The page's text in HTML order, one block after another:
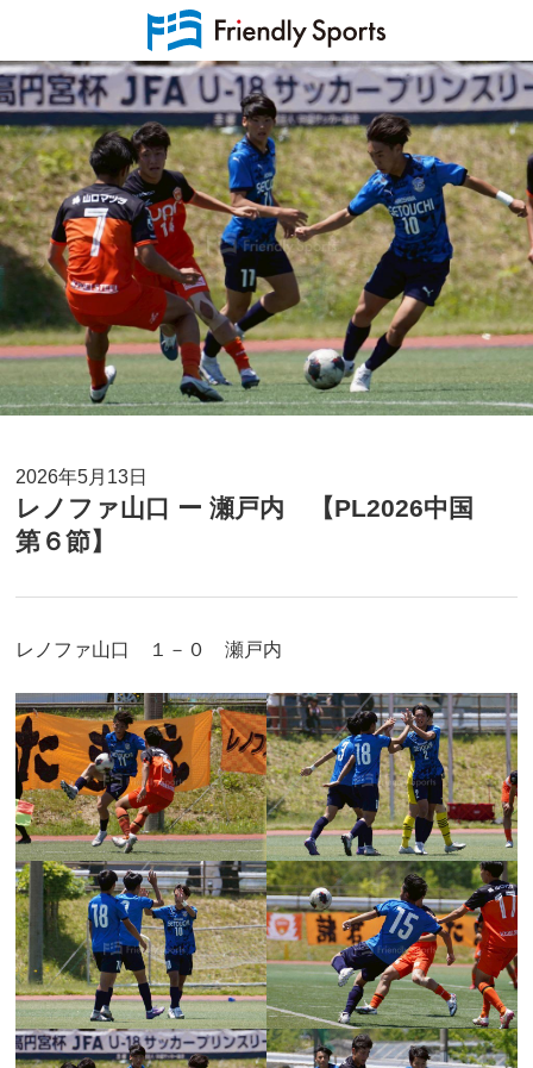
2026年5月13日
レノファ山口 ー 瀬戸内 【PL2026中国
第６節】
レノファ山口 １－０ 瀬戸内